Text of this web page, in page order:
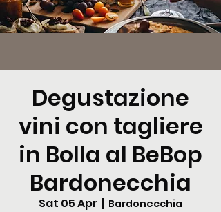
Degustazione
vini con tagliere
in Bolla al BeBop
Bardonecchia
Sat 05 Apr
  |
Bardonecchia